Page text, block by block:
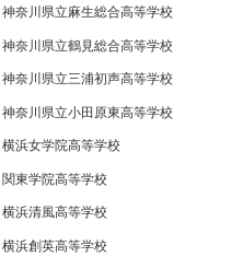
神奈川県立麻生総合高等学校
神奈川県立鶴見総合高等学校
神奈川県立三浦初声高等学校
神奈川県立小田原東高等学校
横浜女学院高等学校
関東学院高等学校
横浜清風高等学校
横浜創英高等学校